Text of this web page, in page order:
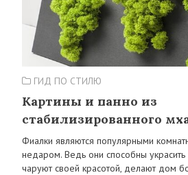
ГИД ПО СТИЛЮ
Картины и панно из
стабилизированного
Фиалки являются популярными
недаром. Ведь они способны
чаруют своей красотой, делают дом